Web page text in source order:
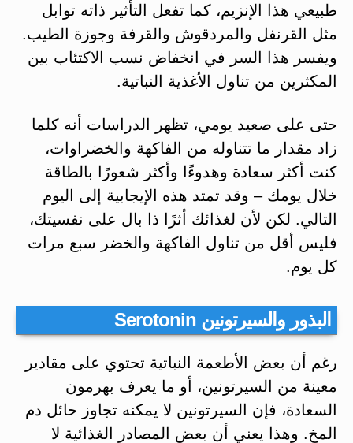
طبيعي هذا الإنزيم، كما تفعل التأثير ذاته توابل
مثل القرنفل والمردقوش والقرفة وجوزة الطيب.
ويفسر هذا السر في انخفاض نسب الاكتئاب بين
المكثرين من تناول الأغذية النباتية.
حتى على صعيد يومي، تظهر الدراسات أنه كلما
زاد مقدار ما تتناوله من الفاكهة والخضراوات،
كنت أكثر سعادة وهدوءًا وأكثر شعورًا بالطاقة
خلال يومك – وقد تمتد هذه الإيجابية إلى اليوم
التالي. لكن لأن لغذائك أثرًا ذا بال على نفسيتك،
فليس أقل من تناول الفاكهة والخضر سبع مرات
كل يوم.
البذور والسيرتونين Serotonin
رغم أن بعض الأطعمة النباتية تحتوي على مقادير
معينة من السيرتونين، أو ما يعرف بهرمون
السعادة، فإن السيرتونين لا يمكنه تجاوز حائل دم
المخ. وهذا يعني أن بعض المصادر الغذائية لا